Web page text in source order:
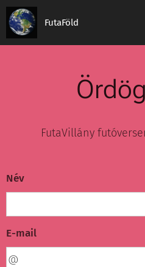
FutaFöld
FutaVillány
Név
E-mail